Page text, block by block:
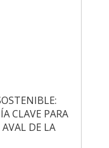
CLAVE PARA
DE LA